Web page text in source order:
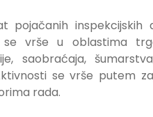
pojačanih
se vrše u oblastima
saobraćaja,
se vrše putem
rada.